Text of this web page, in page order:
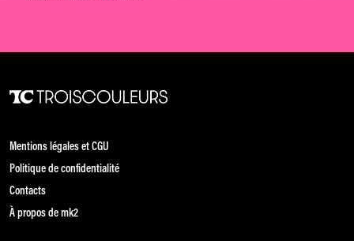
Mentions légales et CGU
Politique de confidentialité
Contacts
À propos de mk2